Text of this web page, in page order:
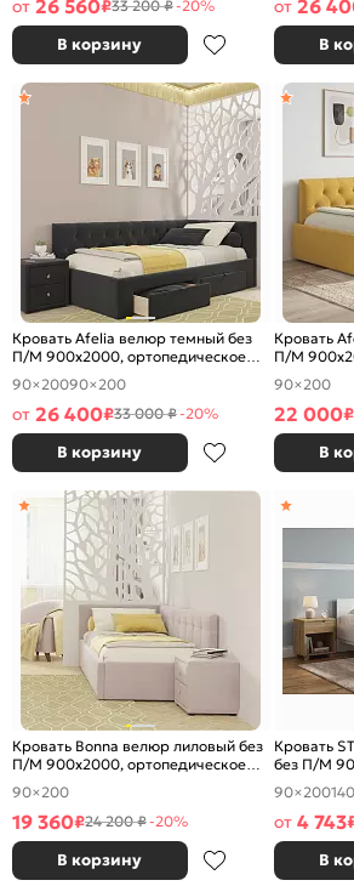
от 26 560₽33 200 ₽-20%
В корзину
от 26
В
Кровать Afelia велюр темный без
П/М 900x2000, ортопедическое
основание, изголовье мягкое
90×20090×200
от 26 400₽33 000 ₽-20%
В корзину
Кровать
П/М
основание,
90×200
22 000₽
В
Кровать Bonna велюр лиловый без
П/М 900x2000, ортопедическое
основание, изголовье мягкое
90×200
19 360₽24 200 ₽-20%
В корзину
Кровать
без П/М
жесткое
90×200
от 4 743
В